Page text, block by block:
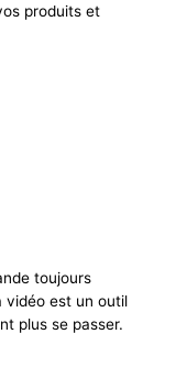
produits et
toujours
vidéo est un outil
plus se passer.